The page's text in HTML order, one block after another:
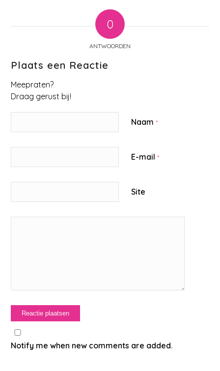
0
ANTWOORDEN
Plaats een Reactie
Meepraten?
Draag gerust bij!
Naam*
E-mail*
Site
Notify me when new comments are added.